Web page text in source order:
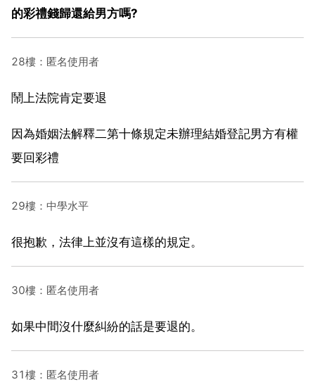
的彩禮錢歸還給男方嗎?
28樓：匿名使用者
鬧上法院肯定要退
因為婚姻法解釋二第十條規定未辦理結婚登記男方有權
要回彩禮
29樓：中學水平
很抱歉，法律上並沒有這樣的規定。
30樓：匿名使用者
如果中間沒什麼糾紛的話是要退的。
31樓：匿名使用者